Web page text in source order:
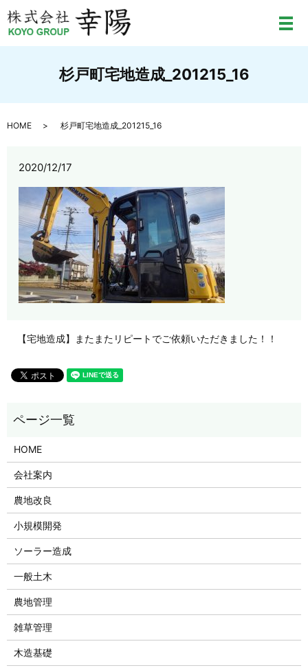
メ
杉戸町宅地造成_201215_16
HOME 杉戸町宅地造成_201215_16
2020/12/17
【宅地造成】またまたリピートでご依頼いただきました！！
HOME
会社案内
農地改良
小規模開発
ソーラー造成
一般土木
農地管理
雑草管理
木造基礎